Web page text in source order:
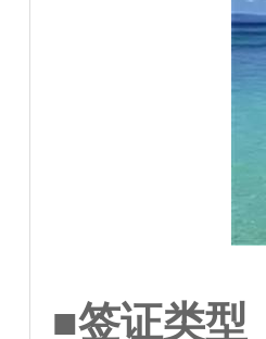
■签证类型